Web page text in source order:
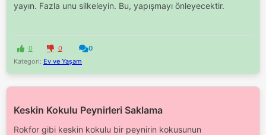
yayın. Fazla unu silkeleyin. Bu, yapışmayı önleyecektir.
0 0
0
Kategori: Ev ve Yaşam
Keskin Kokulu Peynirleri Saklama
Rokfor gibi keskin kokulu bir peynirin kokusunun